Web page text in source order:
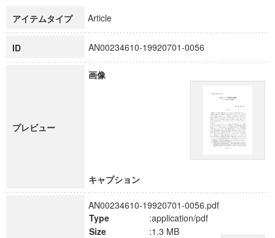
博士課程教育リーディングプログラム「超成熟社会発展のサ
アイテムタイプ Article
ID AN00234610-19920701-0056
プレビュー
画像
キャプション
AN00234610-19920701-0056.pdf
Type
:application/pdf
Size
:1.3 MB